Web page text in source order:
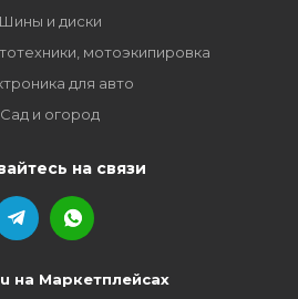
Шины и диски
мотоэкипировка
для авто
Сад и огород
на связи
на Маркетплейсах